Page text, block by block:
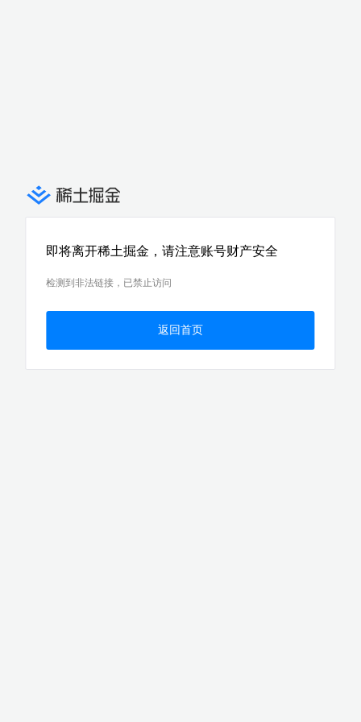
即将离开稀土掘金，请注意账号财产安全
检测到非法链接，已禁止访问
返回首页